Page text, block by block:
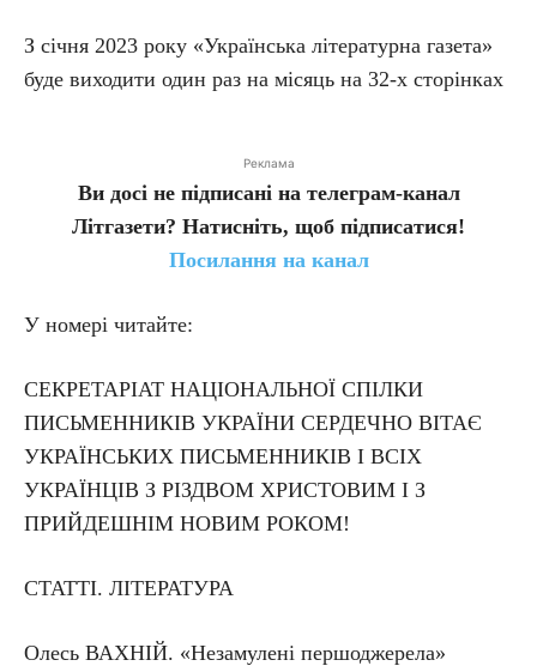
З січня 2023 року «Українська літературна газета»
буде виходити один раз на місяць на 32-х сторінках
Реклама
Ви досі не підписані на телеграм-канал
Літгазети? Натисніть, щоб підписатися!
Посилання на канал
У номері читайте:
СЕКРЕТАРІАТ НАЦІОНАЛЬНОЇ СПІЛКИ
ПИСЬМЕННИКІВ УКРАЇНИ СЕРДЕЧНО ВІТАЄ
УКРАЇНСЬКИХ ПИСЬМЕННИКІВ І ВСІХ
УКРАЇНЦІВ З РІЗДВОМ ХРИСТОВИМ І З
ПРИЙДЕШНІМ НОВИМ РОКОМ!
СТАТТІ. ЛІТЕРАТУРА
Олесь ВАХНІЙ. «Незамулені першоджерела»